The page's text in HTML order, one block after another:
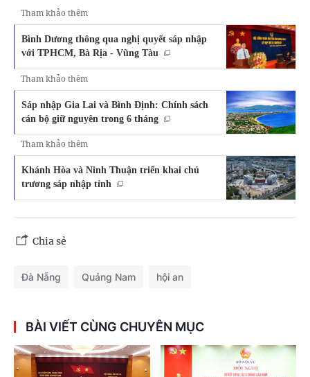
Tham khảo thêm
Bình Dương thông qua nghị quyết sáp nhập
với TPHCM, Bà Rịa - Vũng Tàu
Tham khảo thêm
Sáp nhập Gia Lai và Bình Định: Chính sách
cán bộ giữ nguyên trong 6 tháng
Tham khảo thêm
Khánh Hòa và Ninh Thuận triển khai chủ
trương sáp nhập tỉnh
Chia sẻ
Đà Nẵng Quảng Nam hội an
BÀI VIẾT CÙNG CHUYÊN MỤC